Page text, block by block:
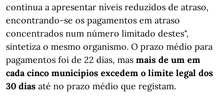
continua a apresentar níveis reduzidos de atraso,
encontrando-se os pagamentos em atraso
concentrados num número limitado destes",
sintetiza o mesmo organismo. O prazo médio para
pagamentos foi de 22 dias, mas mais de um em
cada cinco municípios excedem o limite legal dos
30 dias até no prazo médio que registam.